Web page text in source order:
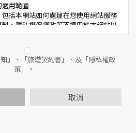
用範圍
括本網站如何處理在您使用網站服務
。隱私權保護政策不適用於本網站以
適用於非本網站所委託或參與管理的
理及利用方式
本網站所提供之功能服務時，我們將視
個人資料；非經您書面同意，本網站不
途。
」、「旅遊契約書」、及「隱私權政
策」。
取消